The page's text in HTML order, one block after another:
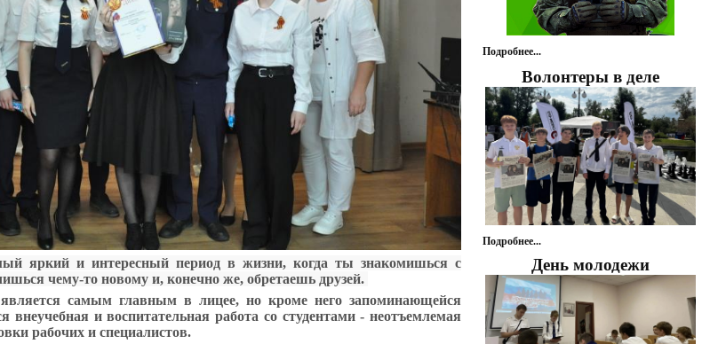
яркий и интересный период в жизни, когда ты знакомишься с
чему-то новому и, конечно же, обретаешь друзей.
является самым главным в лицее, но кроме него запоминающейся
внеучебная и воспитательная работа со студентами - неотъемлемая
рабочих и специалистов.
Подробнее...
Волонтеры в деле
Подробнее...
День молодежи